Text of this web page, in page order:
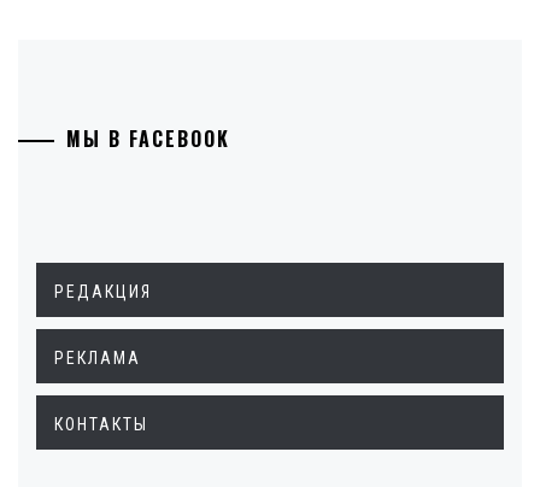
МЫ В FACEBOOK
РЕДАКЦИЯ
РЕКЛАМА
КОНТАКТЫ